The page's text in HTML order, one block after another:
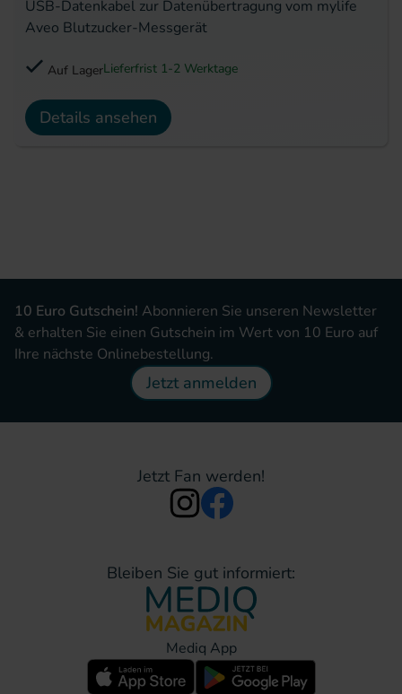
USB-Datenkabel zur Datenübertragung vom mylife
Aveo Blutzucker-Messgerät
Auf LagerLieferfrist 1-2 Werktage
Details ansehen
10 Euro Gutschein! Abonnieren Sie unseren Newsletter
& erhalten Sie einen Gutschein im Wert von 10 Euro auf
Ihre nächste Onlinebestellung.
Jetzt anmelden
Jetzt Fan werden!
Bleiben Sie gut informiert:
Mediq App